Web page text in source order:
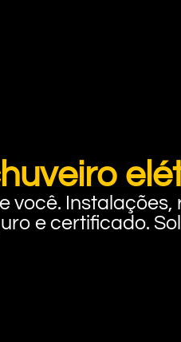
você.
e certificado.